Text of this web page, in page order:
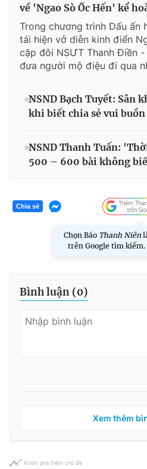
về 'Ngao Sò Ốc Hến' kể
Trong chương trình Dấu ấn
tái hiện vở diễn kinh điển
cặp đôi NSƯT Thanh Điền -
đưa người mộ điệu đi qua
NSND Bạch Tuyết: Sân
khi biết chia sẻ vui
NSND Thanh Tuấn:
500 – 600 bài không
Chia sẻ
Chọn Báo Thanh Niên
trên Google tìm kiếm.
Bình luận (0)
Xem thêm
Khám phá thêm chủ đề